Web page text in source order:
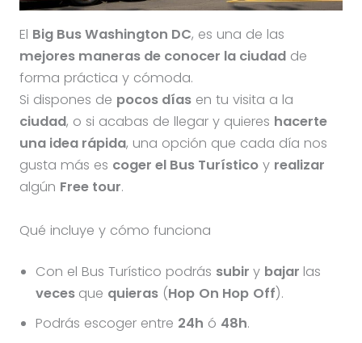
El Big Bus Washington DC, es una de las
mejores maneras de conocer la ciudadde
forma práctica y cómoda.
Si dispones de pocos díasen tu visita a la
ciudad, o si acabas de llegar y quieres hacerte
una idea rápida, una opción que cada día nos
gusta más es coger el Bus Turísticoy realizar
algún Free tour.
Qué incluye y cómo funciona
Con el Bus Turístico podrás subir y bajar las
veces que quieras(Hop On Hop Off).
Podrás escoger entre 24h ó 48h.